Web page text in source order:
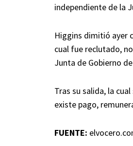
independiente de la
Higgins dimitió ayer
cual fue reclutado,
Junta de Gobierno
Tras su salida, la
existe pago,
FUENTE: